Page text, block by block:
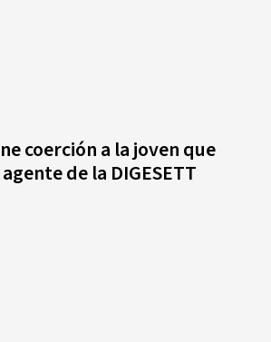
coerción a la joven que
de la DIGESETT